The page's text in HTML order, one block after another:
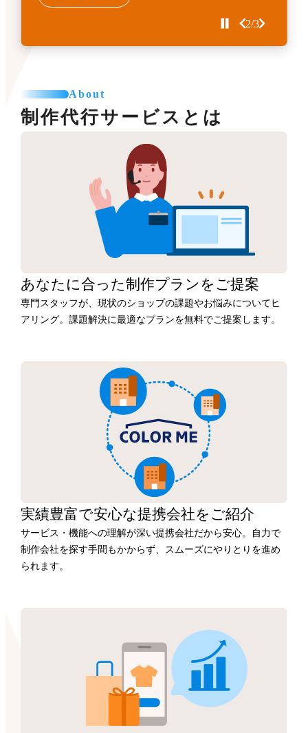
3/3
About
制作代行サービスとは
あなたに合った制作プランをご提案
専門スタッフが、現状のショップの課題やお悩みについてヒ
アリング。課題解決に最適なプランを無料でご提案します。
実績豊富で安心な提携会社を ご紹介
サービス・機能への理解が深い提携会社だから安心。自力で
制作会社を探す手間もかからず、スムーズにやりとりを進め
られます。